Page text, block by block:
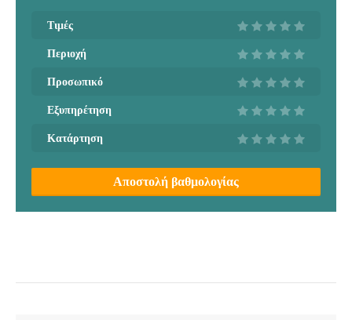
Τιμές
Περιοχή
Προσωπικό
Εξυπηρέτηση
Κατάρτηση
Αποστολή βαθμολογίας